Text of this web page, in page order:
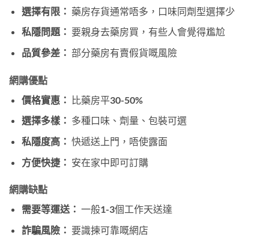
選擇有限： 藥房存貨通常唔多，口味同劑型選擇少
私隱問題： 要親身去藥房買，有些人會覺得尷尬
品質參差： 部分藥房有賣假貨嘅風險
網購優點
價格實惠： 比藥房平30-50%
選擇多樣： 多種口味、劑量、包裝可選
私隱度高： 快遞送上門，唔使露面
方便快捷： 安在家中即可訂購
網購缺點
需要等運送： 一般1-3個工作天送達
詐騙風險： 要識揀可靠嘅網店